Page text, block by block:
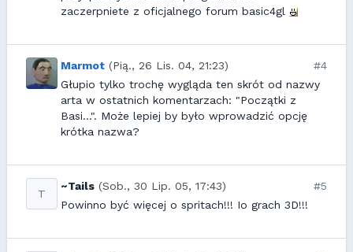
zaczerpniete z oficjalnego forum basic4gl
Marmot (Pią., 26 Lis. 04, 21:23)
#4
Głupio tylko trochę wygląda ten skrót od nazwy
arta w ostatnich komentarzach: "Początki z
Basi...". Może lepiej by było wprowadzić opcję
krótka nazwa?
T
~Tails (Sob., 30 Lip. 05, 17:43)
#5
Powinno być więcej o spritach!!! Io grach 3D!!!